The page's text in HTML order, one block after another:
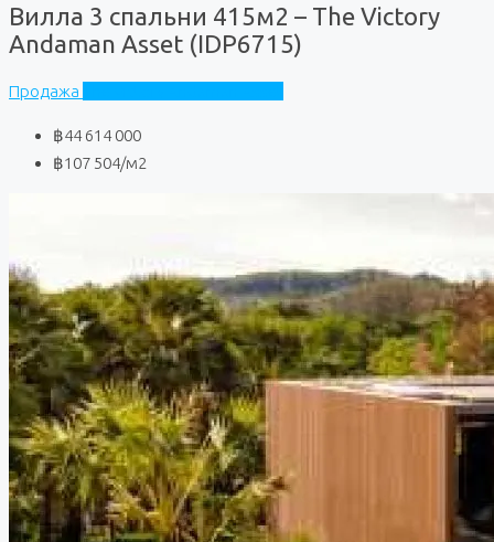
Вилла 3 спальни 415м2 – The Victory
Andaman Asset (IDP6715)
Продажа
฿44 614 000
฿107 504/м2